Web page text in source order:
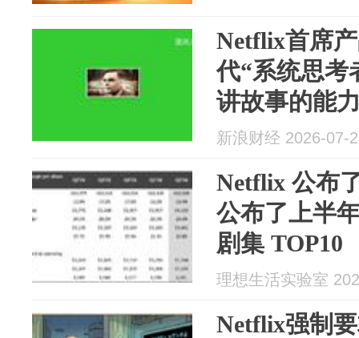
Netflix首席
代“系统思考
讲故事的能
新浪财经 2026-07-
Netflix 公布
公布了上半
剧集 TOP10
理想生活实验室
Netflix强制